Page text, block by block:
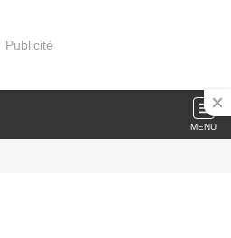
Publicité
MENU